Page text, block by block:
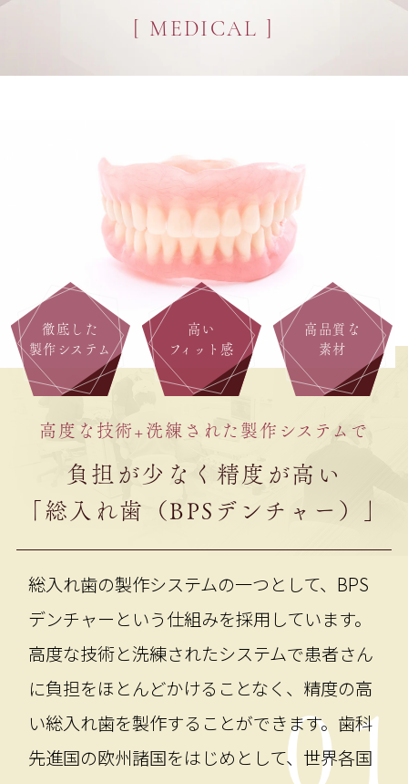
[ MEDICAL ]
徹底した
製作システム
高い
フィット感
高品質な
素材
高度な技術+洗練された製作システムで
負担が少なく精度が高い
「総入れ歯（BPSデンチャー）」
総入れ歯の製作システムの一つとして、BPS
デンチャーという仕組みを採用しています。
高度な技術と洗練されたシステムで患者さん
に負担をほとんどかけることなく、精度の高
い総入れ歯を製作することができます。歯科
先進国の欧州諸国をはじめとして、世界各国
01